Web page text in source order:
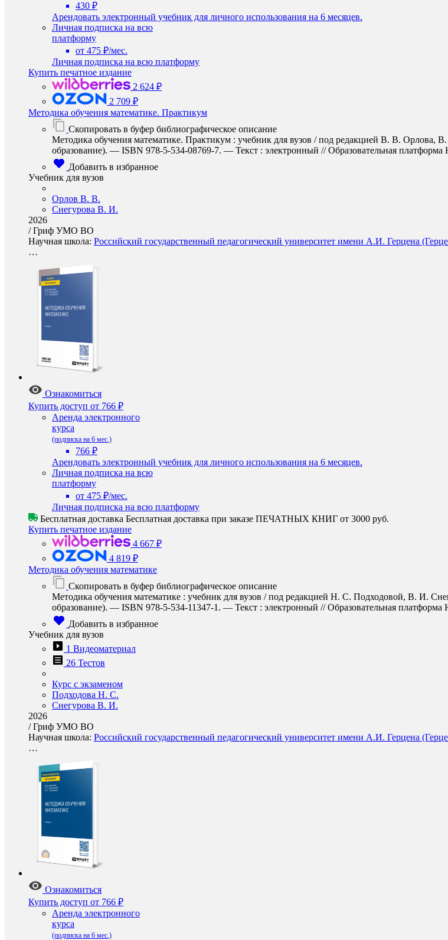
430 ₽
Арендовать электронный учебник для личного использования на 6 месяцев.
Личная подписка на всю
платформу
от 475 ₽/мес.
Личная подписка на всю платформу
Купить печатное издание
2 624 ₽
2 709 ₽
Методика обучения математике. Практикум
Скопировать в буфер библиографическое описание
Методика обучения математике. Практикум : учебник для вузов / под редакцией В. В.
образование). — ISBN 978-5-534-08769-7. — Текст : электронный // Образовательная
Добавить в избранное
Учебник для вузов
Орлов В. В.
Снегурова В. И.
2026
/Гриф УМО ВО
Научная школа: Российский государственный педагогический университет имени А.И. Герцена
…
Ознакомиться
Купить доступ от 766 ₽
Аренда электронного
курса
(подписка на 6 мес.)
766 ₽
Арендовать электронный учебник для личного использования на 6 месяцев.
Личная подписка на всю
платформу
от 475 ₽/мес.
Личная подписка на всю платформу
Бесплатная доставка Бесплатная доставка при заказе ПЕЧАТНЫХ КНИГ от 3000 руб.
Купить печатное издание
4 667 ₽
4 819 ₽
Методика обучения математике
Скопировать в буфер библиографическое описание
Методика обучения математике : учебник для вузов / под редакцией Н. С. Подходовой, В. И.
образование). — ISBN 978-5-534-11347-1. — Текст : электронный // Образовательная
Добавить в избранное
Учебник для вузов
1 Видеоматериал
26 Тестов
Курс с экзаменом
Подходова Н. С.
Снегурова В. И.
2026
/Гриф УМО ВО
Научная школа: Российский государственный педагогический университет имени А.И. Герцена
…
Ознакомиться
Купить доступ от 766 ₽
Аренда электронного
курса
(подписка на 6 мес.)